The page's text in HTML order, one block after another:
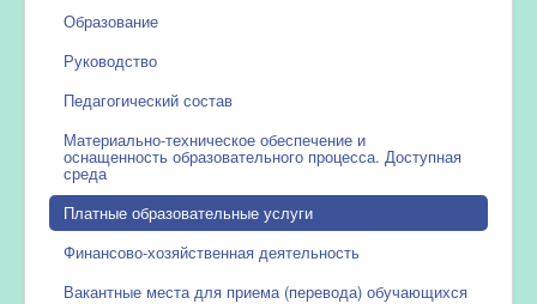
Образование
Руководство
Педагогический состав
Материально-техническое обеспечение и
оснащенность образовательного процесса. Доступная
среда
Платные образовательные услуги
Финансово-хозяйственная деятельность
Вакантные места для приема (перевода) обучающихся